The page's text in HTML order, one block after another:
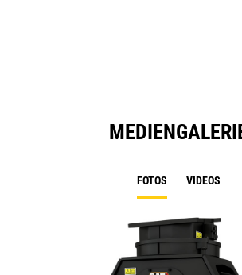
FOTOS VIDEOS